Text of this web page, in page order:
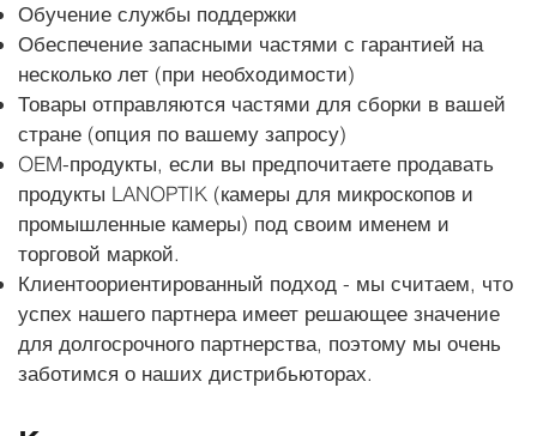
Обучение службы поддержки
Обеспечение запасными частями с гарантией на
несколько лет (при необходимости)
Товары отправляются частями для сборки в вашей
стране (опция по вашему запросу)
OEM-продукты, если вы предпочитаете продавать
продукты LANOPTIK (камеры для микроскопов и
промышленные камеры) под своим именем и
торговой маркой.
Клиентоориентированный подход - мы считаем, что
успех нашего партнера имеет решающее значение
для долгосрочного партнерства, поэтому мы очень
заботимся о наших дистрибьюторах.